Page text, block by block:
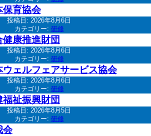
保育協会
投稿日: 2026年8月6日
カテゴリー: 研修
康推進財団
投稿日: 2026年8月6日
カテゴリー: 研修
ェルフェアサービス協会
投稿日: 2026年8月6日
カテゴリー: 研修
祉振興財団
投稿日: 2026年8月5日
カテゴリー: 研修
会